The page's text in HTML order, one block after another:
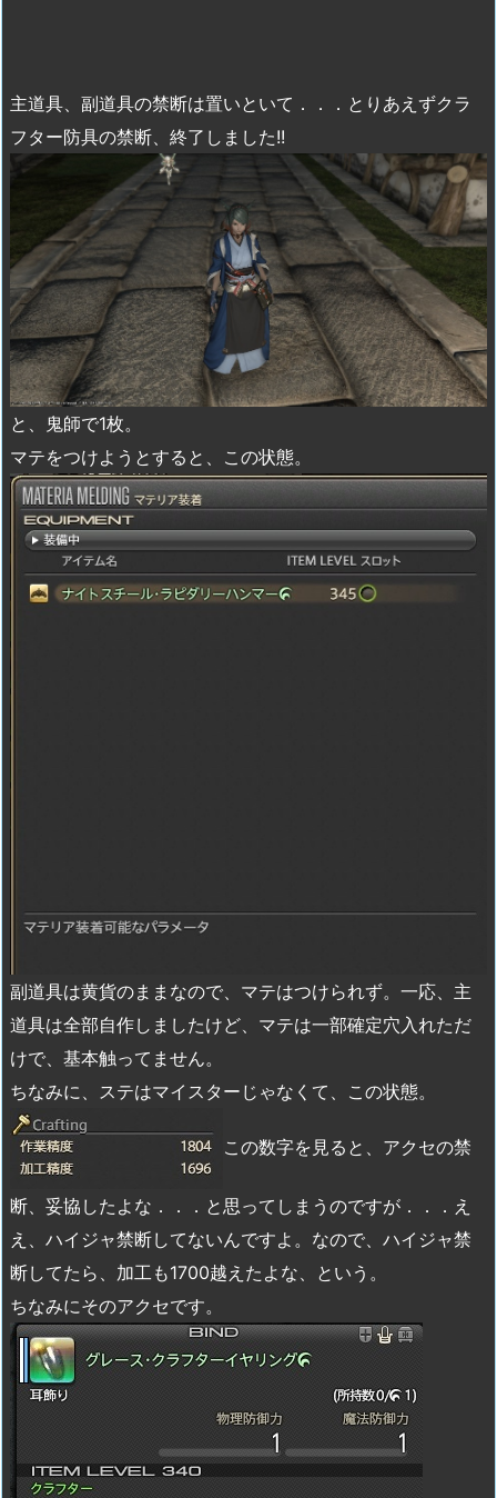
主道具、副道具の禁断は置いといて．．．とりあえずクラ
フター防具の禁断、終了しました!!
と、鬼師で1枚。
マテをつけようとすると、この状態。
副道具は黄貨のままなので、マテはつけられず。一応、主
道具は全部自作しましたけど、マテは一部確定穴入れただ
けで、基本触ってません。
ちなみに、ステはマイスターじゃなくて、この状態。
この数字を見ると、アクセの禁
断、妥協したよな．．．と思ってしまうのですが．．．え
え、ハイジャ禁断してないんですよ。なので、ハイジャ禁
断してたら、加工も1700越えたよな、という。
ちなみにそのアクセです。